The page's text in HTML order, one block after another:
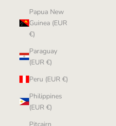
Papua New
Guinea (EUR
€)
Paraguay
(EUR €)
Peru (EUR €)
Philippines
(EUR €)